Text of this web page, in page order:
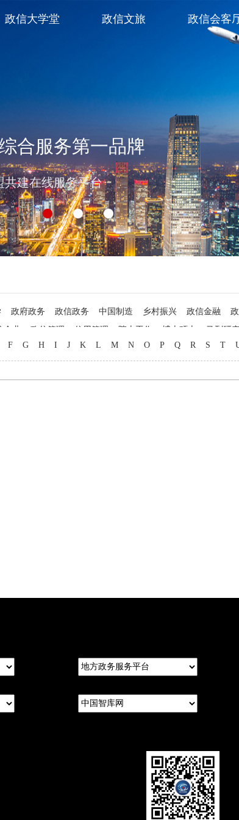
合服务第一品牌
共建在线服务平台
政信大学堂 政信文旅 政信会客
政府政务 政信政务 中国制造 乡村振兴 政信金融
企业 政信管理 信用管理 院士工作 博士硕士 马列研
F G H I J K L M N O P Q R S T